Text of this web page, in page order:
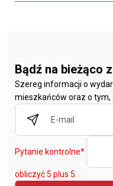
Bądź na bieżąco
Szereg informacji o
mieszkańców oraz o tym,
Pytanie kontrolne*
obliczyć 5 plus 5.